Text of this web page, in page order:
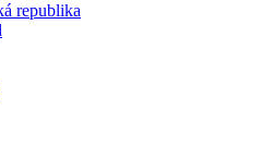
republika